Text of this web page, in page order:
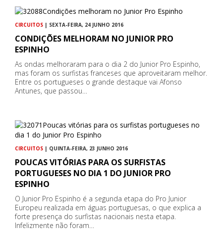
CIRCUITOS | SEXTA-FEIRA, 24 JUNHO 2016
CONDIÇÕES MELHORAM NO JUNIOR PRO
ESPINHO
As ondas melhoraram para o dia 2 do Junior Pro Espinho,
mas foram os surfistas franceses que aproveitaram melhor.
Entre os portugueses o grande destaque vai Afonso
Antunes, que passou…
CIRCUITOS | QUINTA-FEIRA, 23 JUNHO 2016
POUCAS VITÓRIAS PARA OS SURFISTAS
PORTUGUESES NO DIA 1 DO JUNIOR PRO
ESPINHO
O Junior Pro Espinho é a segunda etapa do Pro Junior
Europeu realizada em águas portuguesas, o que explica a
forte presença do surfistas nacionais nesta etapa.
Infelizmente não foram…